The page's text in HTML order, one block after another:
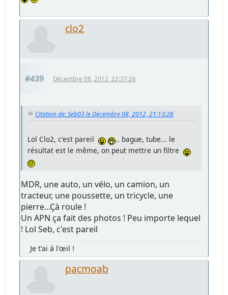
clo2
#439 Décembre 08, 2012, 22:37:26
Citation de: Seb03 le Décembre 08, 2012, 21:13:26
Lol Clo2, c'est pareil
.. bague, tube... le
résultat est le même, on peut mettre un filtre
MDR, une auto, un vélo, un camion, un
tracteur, une poussette, un tricycle, une
pierre...Çà roule !
Un APN ça fait des photos ! Peu importe lequel
! Lol Seb, c'est pareil
Je t'ai à l'œil !
pacmoab